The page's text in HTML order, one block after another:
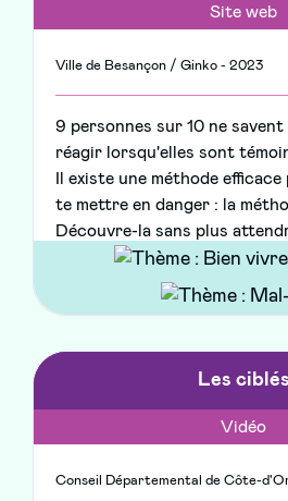
Site web
Ville de Besançon / Ginko - 2023
9 personnes sur 10 ne savent
réagir lorsqu'elles sont
Il existe une méthode
te mettre en danger : la
Découvre-la sans plus
Les ciblés
Vidéo
Conseil Départemental de Côte-